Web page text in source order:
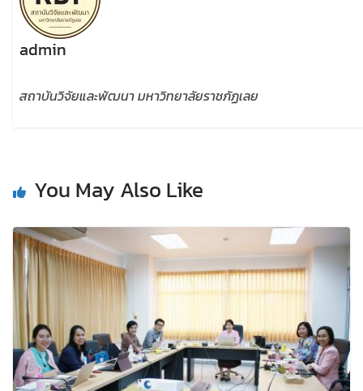
admin
สถาบันวิจัยและพัฒนา มหาวิทยาลัยราชภัฏเลย
You May Also Like